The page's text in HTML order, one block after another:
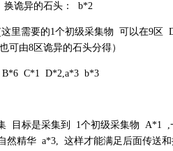
异的石头： b*2
里需要的1个初级采集物 可以在9区
可由8区诡异的石头分得）
C*1 D*2,a*3 b*3
目标是采集到 1个初级采集物 A*1
然精华 a*3, 这样才能满足后面传送和